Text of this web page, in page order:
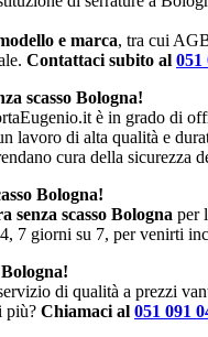
e marca, tra cui
Contattaci subito al 051
scasso Bologna!
è in grado di
lavoro di alta qualità e
cura della sicurezza
Bologna!
scasso Bologna per
7 giorni su 7, per venirti
di qualità a prezzi
più? Chiamaci al 051 091